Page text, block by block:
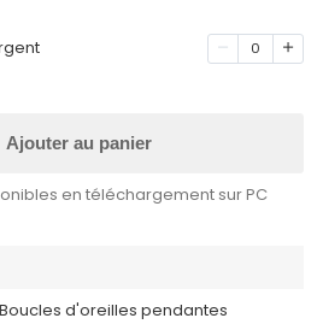
0
Ajouter au panier
en téléchargement sur PC
Boucles d'oreilles pendantes